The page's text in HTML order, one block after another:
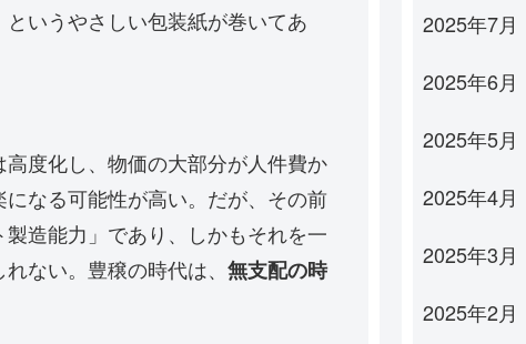
いうやさしい包装紙が巻いてあ
度化し、物価の大部分が人件費か
なる可能性が高い。だが、その前
造能力」であり、しかもそれを一
ない。豊穣の時代は、 無支配の時
2025年7月
2025年6月
2025年5月
2025年4月
2025年3月
2025年2月